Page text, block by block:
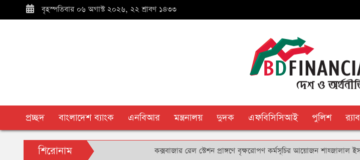
বৃহস্পতিবার ০৬ অগাস্ট ২০২৬, ২২ শ্রাবণ ১৪৩৩
প্রচ্ছদ বাংলাদেশ ব্যাংক এনবিআর মন্ত্রনালয় দুদক এফবিসিসিআই পুলিশ র‍্যাব
শিরোনাম কক্সবাজার রেল স্টেশন প্রাঙ্গণে বৃক্ষরোপণ কর্মসূচির আয়োজন শাহ্জালাল ইসলামী